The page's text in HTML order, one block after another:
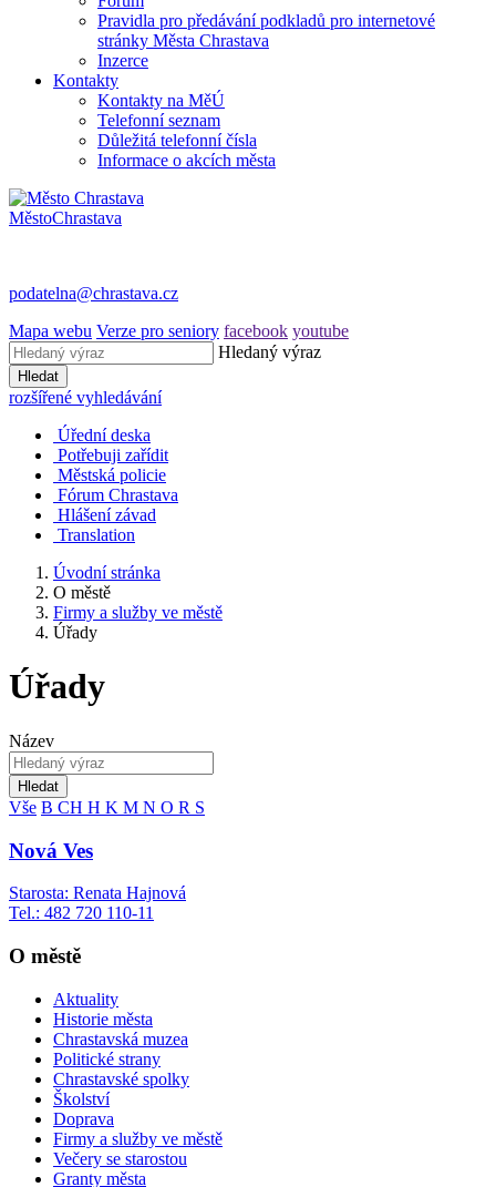
Pravidla pro předávání podkladů pro internetové
stránky Města Chrastava
Inzerce
Kontakty
Kontakty na MěÚ
Telefonní seznam
Důležitá telefonní čísla
Informace o akcích města
MěstoChrastava
podatelna@chrastava.cz
Mapa webu Verze pro seniory facebook youtube
Hledaný výraz
Hledat
rozšířené vyhledávání
Úřední deska
Potřebuji zařídit
Městská policie
Fórum Chrastava
Hlášení závad
Translation
Úvodní stránka
O městě
Firmy a služby ve městě
Úřady
Úřady
Název
Hledat
Vše B CH H K M N O R S
Nová Ves
Starosta: Renata Hajnová
Tel.: 482 720 110-11
O městě
Aktuality
Historie města
Chrastavská muzea
Politické strany
Chrastavské spolky
Školství
Doprava
Firmy a služby ve městě
Večery se starostou
Granty města